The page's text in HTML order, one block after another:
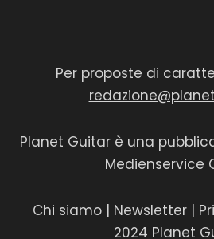
Per proposte di
Planet Guitar è una
Medienservice
Chi siamo| Newsletter
2024 Planet